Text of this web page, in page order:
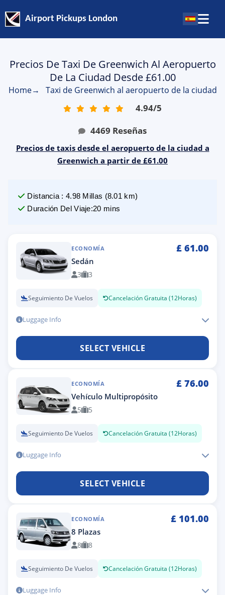
Airport Pickups London
Precios De Taxi De Greenwich Al Aeropuerto
De La Ciudad Desde £61.00
Home→ Taxi de Greenwich al aeropuerto de la ciudad
4.94/5
4469 Reseñas
Precios de taxis desde el aeropuerto de la ciudad a
Greenwich a partir de £61.00
Distancia : 4.98 Millas (8.01 km)
Duración Del Viaje:20 mins
ECONOMÍA £ 61.00
Sedán
3 3
Seguimiento De Vuelos Cancelación Gratuita (12Horas)
Luggage Info
SELECT VEHICLE
ECONOMÍA £ 76.00
Vehículo Multipropósito
5 5
Seguimiento De Vuelos Cancelación Gratuita (12Horas)
Luggage Info
SELECT VEHICLE
ECONOMÍA £ 101.00
8 Plazas
8 8
Seguimiento De Vuelos Cancelación Gratuita (12Horas)
Luggage Info